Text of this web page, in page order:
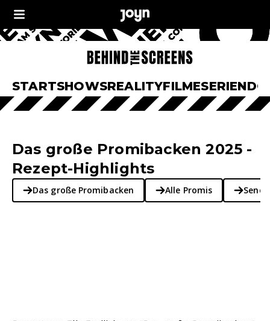
STARTSHOWSREALITYFILMESERIEN
Das große Promibacken 2025 -
Rezept-Highlights
Das große Promibacken Alle Promis